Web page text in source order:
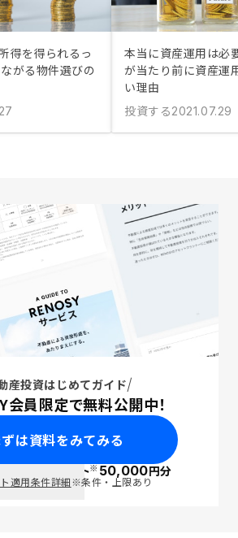
得を得られるっ
がる物件選びの
本当に資産運用は必
が当たり前に資産運
い理由
投資する2021.07.29
産投資はじめてガイド
会員限定で無料公開中！
ずは資料をみてみる
ポイント※50,000円分
適用条件詳細※条件・上限あり